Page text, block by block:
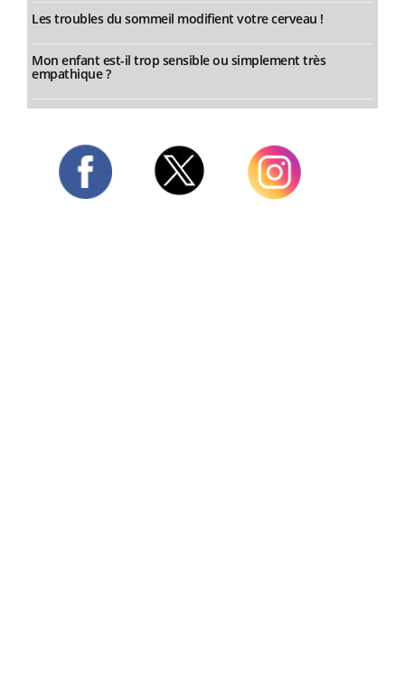
Les troubles du sommeil modifient votre cerveau !
Mon enfant est-il trop sensible ou simplement très
empathique ?